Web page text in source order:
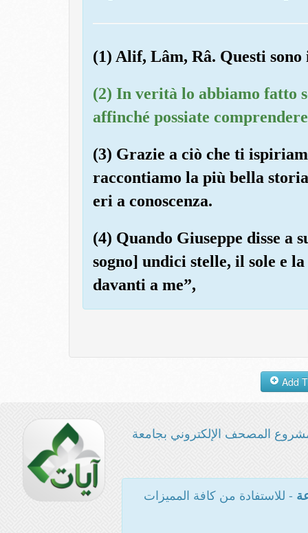
(1) Alif, Lâm, Râ. Questi
(2) In verità lo abbiamo fatto
affinché possiate
(3) Grazie a ciò che ti
raccontiamo la più bella
eri a conoscenza.
(4) Quando Giuseppe disse a
sogno] undici stelle, il sole e
davanti a me”,
المصحف الإلكتروني بجامعة
- للاستفادة من كافة المميزات